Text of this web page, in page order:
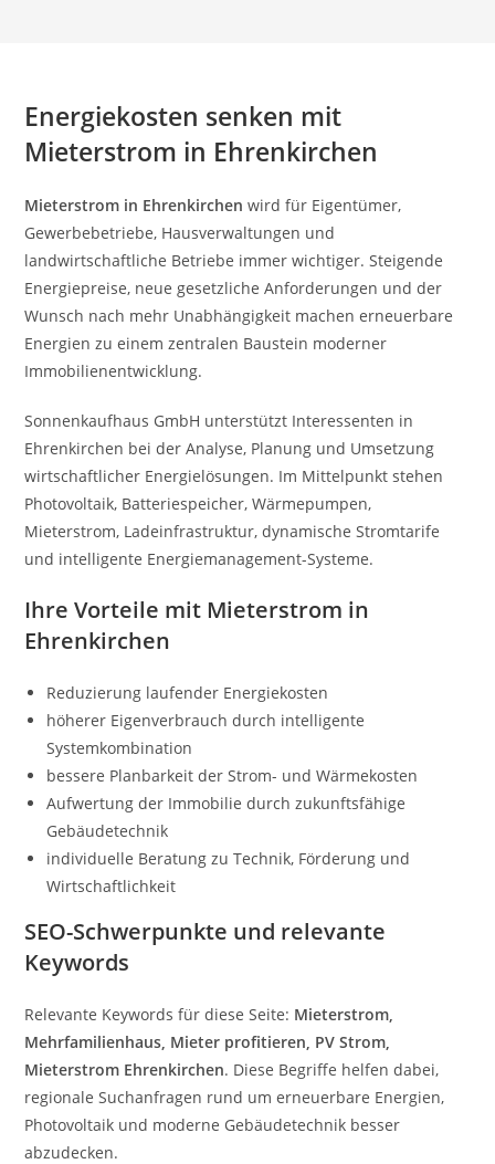
Energiekosten senken mit
Mieterstrom in Ehrenkirchen
Mieterstrom in Ehrenkirchen wird für Eigentümer,
Gewerbebetriebe, Hausverwaltungen und
landwirtschaftliche Betriebe immer wichtiger. Steigende
Energiepreise, neue gesetzliche Anforderungen und der
Wunsch nach mehr Unabhängigkeit machen erneuerbare
Energien zu einem zentralen Baustein moderner
Immobilienentwicklung.
Sonnenkaufhaus GmbH unterstützt Interessenten in
Ehrenkirchen bei der Analyse, Planung und Umsetzung
wirtschaftlicher Energielösungen. Im Mittelpunkt stehen
Photovoltaik, Batteriespeicher, Wärmepumpen,
Mieterstrom, Ladeinfrastruktur, dynamische Stromtarife
und intelligente Energiemanagement-Systeme.
Ihre Vorteile mit Mieterstrom in
Ehrenkirchen
Reduzierung laufender Energiekosten
höherer Eigenverbrauch durch intelligente
Systemkombination
bessere Planbarkeit der Strom- und Wärmekosten
Aufwertung der Immobilie durch zukunftsfähige
Gebäudetechnik
individuelle Beratung zu Technik, Förderung und
Wirtschaftlichkeit
SEO-Schwerpunkte und relevante
Keywords
Relevante Keywords für diese Seite: Mieterstrom,
Mehrfamilienhaus, Mieter profitieren, PV Strom,
Mieterstrom Ehrenkirchen. Diese Begriffe helfen dabei,
regionale Suchanfragen rund um erneuerbare Energien,
Photovoltaik und moderne Gebäudetechnik besser
abzudecken.